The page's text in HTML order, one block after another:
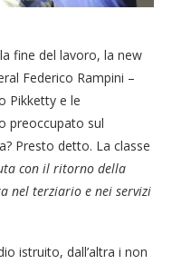
fine del lavoro, la new
Federico Rampini –
Pikketty e le
preoccupato sul
Presto detto. La classe
con il ritorno della
nel terziario e nei servizi
istruito, dall’altra i non